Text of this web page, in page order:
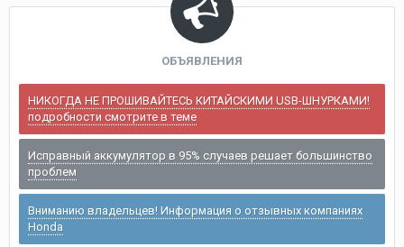
ОБЪЯВЛЕНИЯ
НИКОГДА НЕ ПРОШИВАЙТЕСЬ КИТАЙСКИМИ USB-ШНУРКАМИ!
подробности смотрите в теме
Исправный аккумулятор в 95% случаев решает большинство
проблем
Вниманию владельцев! Информация о отзывных компаниях
Honda